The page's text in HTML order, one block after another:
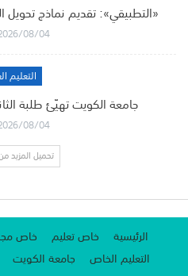
«التطبيقي»: تقديم نماذج
08/04
التعليم
جامعة الكويت تهيّئ طلبة
08/04
تحميل المزيد
الرئيسية خاص تعليم خاص
التعليم الخاص
جامعة الكويت